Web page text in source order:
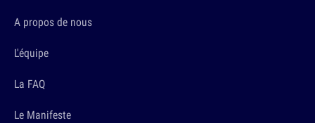
A propos de nous
L'équipe
La FAQ
Le Manifeste